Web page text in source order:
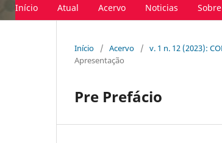
Início Atual Acervo Noticias Sobre
Início / Acervo / v. 1 n. 12 (2023):
Apresentação
Pre Prefácio